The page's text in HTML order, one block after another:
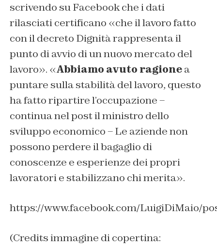
scrivendo su Facebook che i dati
rilasciati certificano «che il lavoro fatto
con il decreto Dignità rappresenta il
punto di avvio di un nuovo mercato del
lavoro». «Abbiamo avuto ragionea
puntare sulla stabilità del lavoro, questo
ha fatto ripartire l’occupazione –
continua nel post il ministro dello
sviluppo economico – Le aziende non
possono perdere il bagaglio di
conoscenze e esperienze dei propri
lavoratori e stabilizzano chi merita».
https://www.facebook.com/LuigiDiMaio/
(Credits immagine di copertina: